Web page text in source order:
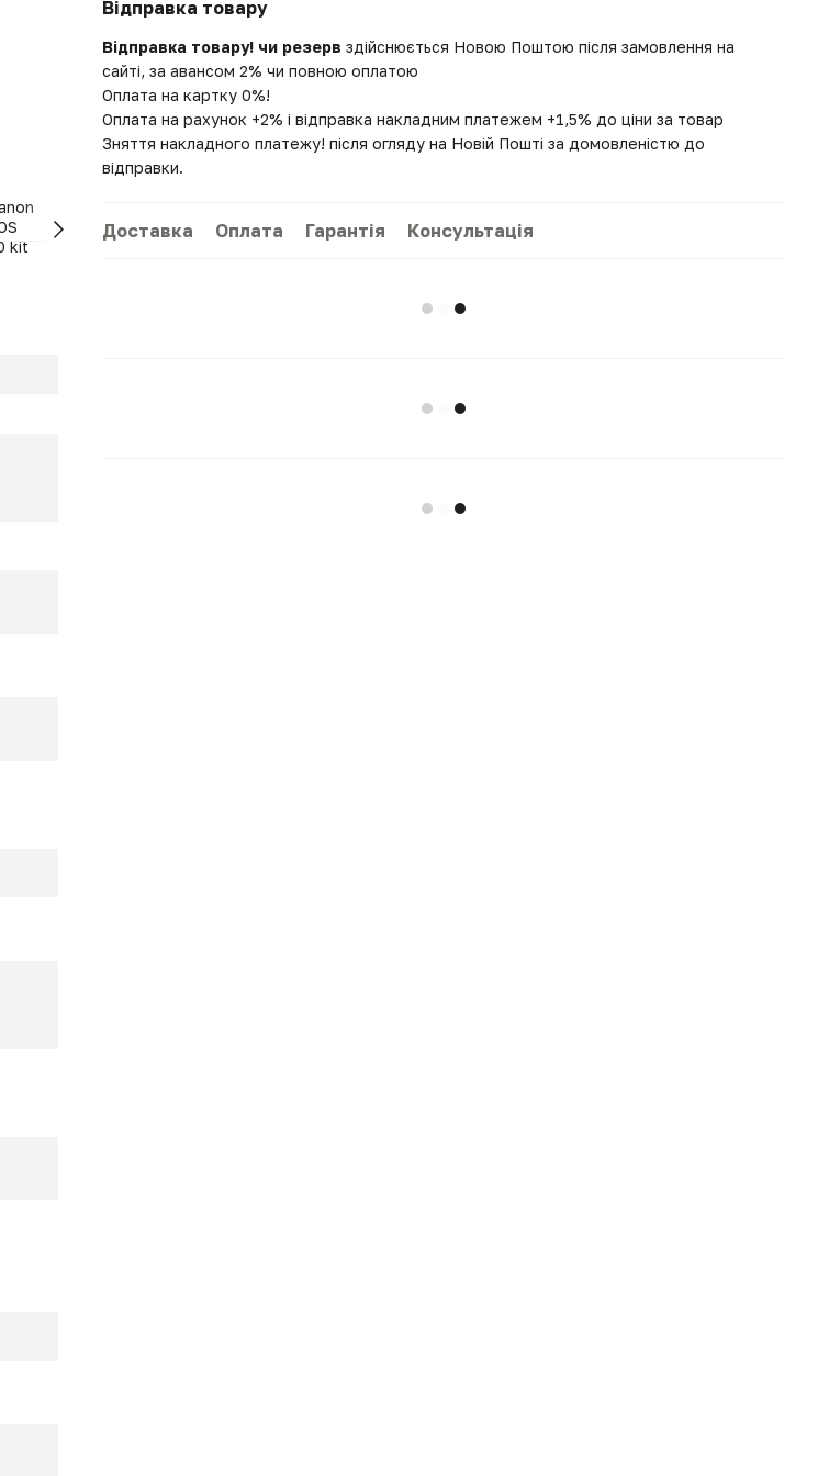
Відправка товару
Відправка товару! чи резерв здійснюється Новою Поштою після замовлення на
сайті, за авансом 2% чи повною оплатою
Оплата на картку 0%!
Оплата на рахунок +2% і відправка накладним платежем +1,5% до ціни за товар
Зняття накладного платежу! після огляду на Новій Пошті за домовленістю до
відправки.
Доставка Оплата Гарантія Консультація